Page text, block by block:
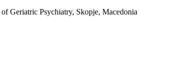
Geriatric Psychiatry, Skopje, Macedonia